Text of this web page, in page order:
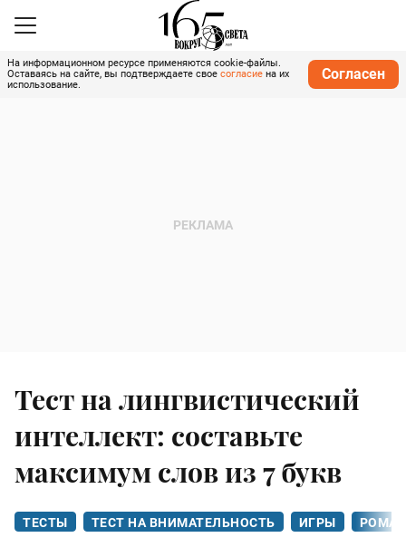
На информационном ресурсе применяются cookie-файлы.
Оставаясь на сайте, вы подтверждаете свое согласие на их
использование.
Согласен
Тест на лингвистический
интеллект: составьте
максимум слов из 7 букв
ТЕСТЫ ТЕСТ НА ВНИМАТЕЛЬНОСТЬ ИГРЫ